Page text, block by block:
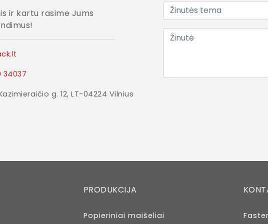
ir kartu rasime Jums
34037
g. 12, LT-04224 Vilnius
PRODUKCIJA
Popieriniai maišeliai